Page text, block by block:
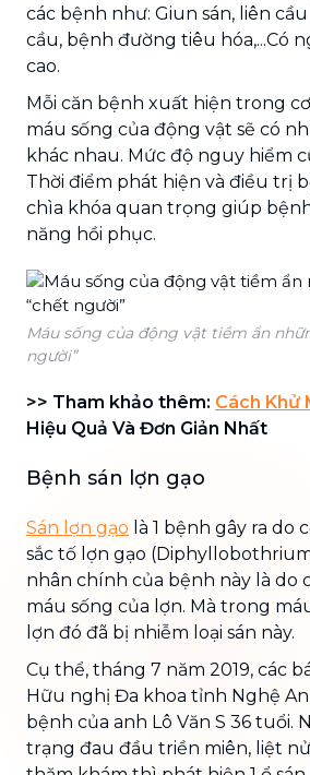
các bệnh như: Giun sán, liên
cầu, bệnh đường tiêu hóa,...Có
cao.
Mỗi căn bệnh xuất hiện trong
máu sống của động vật sẽ có
khác nhau. Mức độ nguy hiểm
Thời điểm phát hiện và điều trị
chìa khóa quan trọng giúp
năng hồi phục.
Máu sống của động vật tiềm ẩn
người”
>> Tham khảo thêm: Cách Khử
Hiệu Quả Và Đơn Giản Nhất
Bệnh sán lợn gạo
Sán lợn gạo là 1 bệnh gây ra do
sắc tố lợn gạo
nhân chính của bệnh này là do
máu sống của lợn. Mà trong
lợn đó đã bị nhiễm loại sán này.
Cụ thể, tháng 7 năm 2019, các
Hữu nghị Đa khoa tỉnh Nghệ An
bệnh của anh Lô Văn S 36 tuổi.
trạng đau đầu triền miên, liệt